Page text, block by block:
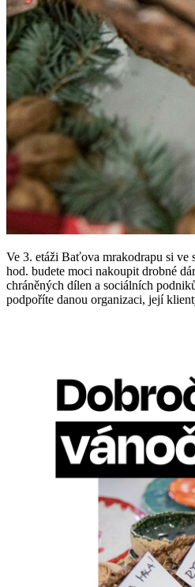
Ve 3. etáži Baťova mrakodrapu si ve
hod. budete moci nakoupit drobné
chráněných dílen a sociálních
podpoříte danou organizaci, její